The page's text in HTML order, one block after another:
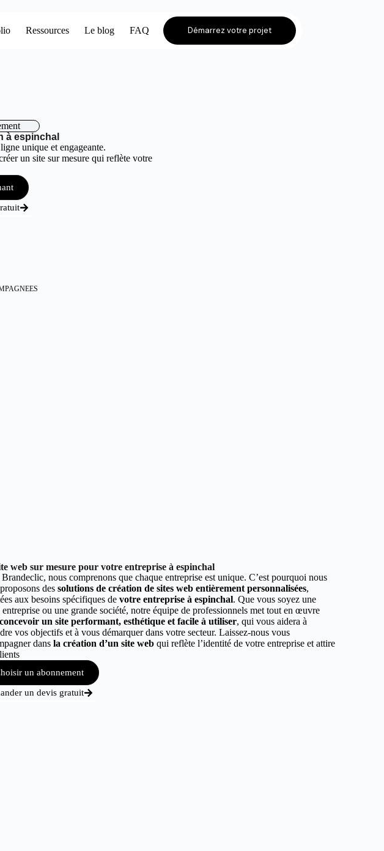
Ressources Le blog FAQ Démarrez votre projet
à espinchal
unique et engageante.
un site sur mesure qui reflète votre
web sur mesure pour votre entreprise à espinchal
nous comprenons que chaque entreprise est unique. C’est pourquoi nous
des solutions de création de sites web entièrement personnalisées,
aux besoins spécifiques de votre entreprise à espinchal. Que vous soyez une
entreprise ou une grande société, notre équipe de professionnels met tout en œuvre
concevoir un site performant, esthétique et facile à utiliser, qui vous aidera à
vos objectifs et à vous démarquer dans votre secteur. Laissez-nous vous
dans la création d’un site web qui reflète l’identité de votre entreprise et attire
un abonnement
un devis gratuit